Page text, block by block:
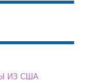
ИЗ США